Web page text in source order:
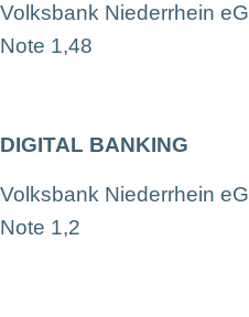
Volksbank Niederrhein eG
Note 1,48
DIGITAL BANKING
Volksbank Niederrhein eG
Note 1,2